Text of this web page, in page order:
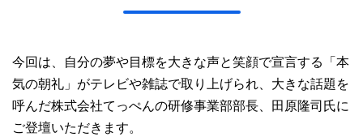
今回は、自分の夢や目標を大きな声と笑顔で宣言する「本
気の朝礼」がテレビや雑誌で取り上げられ、大きな話題を
呼んだ株式会社てっぺんの研修事業部部長、田原隆司氏に
ご登壇いただきます。